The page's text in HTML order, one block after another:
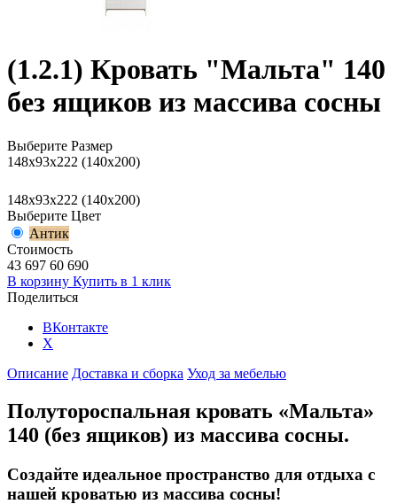
(1.2.1) Кровать "Мальта" 140
без ящиков из массива сосны
Выберите Размер
148x93x222 (140x200)
148x93x222 (140x200)
Выберите Цвет
Антик
Стоимость
43 697 60 690
В корзину Купить в 1 клик
Поделиться
ВКонтакте
X
Описание Доставка и сборка Уход за мебелью
Полутороспальная кровать «Мальта»
140 (без ящиков) из массива сосны.
Создайте идеальное пространство для отдыха с
нашей кроватью из массива сосны!